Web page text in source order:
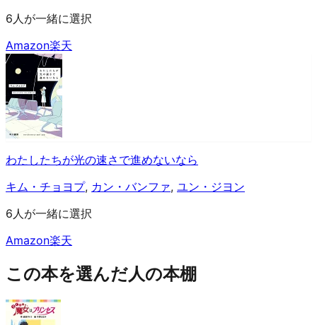
6人が一緒に選択
Amazon楽天
わたしたちが光の速さで進めないなら
キム・チョヨプ, カン・バンファ, ユン・ジヨン
6人が一緒に選択
Amazon楽天
この本を選んだ人の本棚